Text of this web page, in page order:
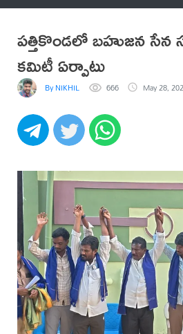
పత్తికొండలో బహుజన
కమిటీ ఏర్పాటు
By NIKHIL 666 May 28,